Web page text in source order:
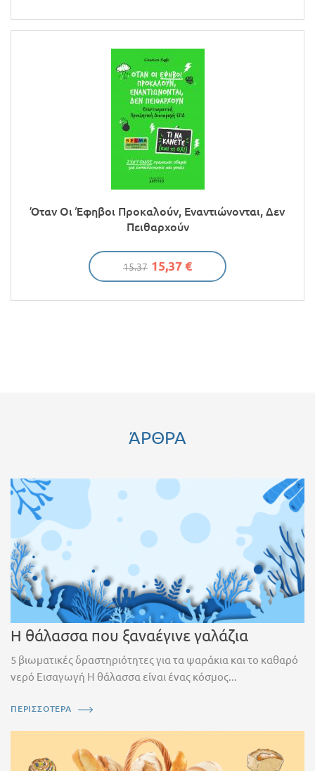
Όταν Οι Έφηβοι Προκαλούν, Εναντιώνονται, Δεν
Πειθαρχούν
15.37 15,37 €
ΆΡΘΡΑ
Η θάλασσα που ξαναέγινε γαλάζια
5 βιωματικές δραστηριότητες για τα ψαράκια και το καθαρό
νερό Εισαγωγή Η θάλασσα είναι ένας κόσμος...
ΠΕΡΙΣΣΟΤΕΡΑ